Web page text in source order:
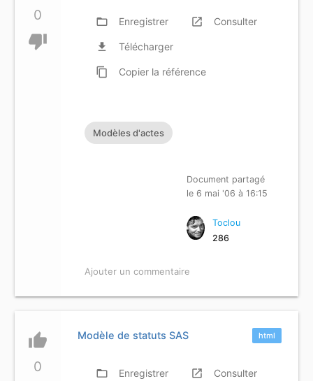
0
thumb_down
folder_open Enregistrer launch Consulter
file_download Télécharger
content_copy Copier la référence
Modèles d'actes
Document partagé
le 6 mai '06 à 16:15
Toclou
286
Ajouter un commentaire
thumb_up
0
html
Modèle de statuts SAS
folder_open Enregistrer launch Consulter